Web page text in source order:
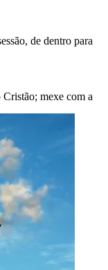
de dentro para
mexe com a